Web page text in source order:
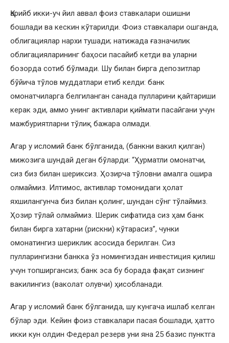
Қарийб икки-уч йил аввал фоиз ставкалари ошишни
бошлади ва кескин кўтарилди. Фоиз ставкалари ошганда,
облигациялар нархи тушади; натижада ғазначилик
облигацияларининг баҳоси пасайиб кетди ва уларни
бозорда сотиб бўлмади. Шу билан бирга депозитлар
бўйича тўлов муддатлари етиб келди: банк
омонатчиларга белгиланган санада пулларини қайтариши
керак эди, аммо унинг активлари қиймати пасайгани учун
мажбуриятларни тўлиқ бажара олмади.
Агар у исломий банк бўлганида, (банкни вакил қилган)
мижозига шундай деган бўларди: “Ҳурматли омонатчи,
сиз биз билан шериксиз. Ҳозирча тўловни амалга ошира
олмаймиз. Илтимос, активлар томонидаги ҳолат
яхшилангунча биз билан қолинг, шундан сўнг тўлаймиз.
Ҳозир тўлай олмаймиз. Шерик сифатида сиз ҳам банк
билан бирга хатарни (рискни) кўтарасиз”, чунки
омонатингиз шериклик асосида берилган. Сиз
пулларингизни банкка ўз номингиздан инвестиция қилиш
учун топширгансиз; банк эса бу борада фақат сизнинг
вакилингиз (ваколат олувчи) ҳисобланади.
Агар у исломий банк бўлганида, шу кунгача ишлаб келган
бўлар эди. Кейин фоиз ставкалари пасая бошлади, ҳатто
икки кун олдин Федерал резерв уни яна 25 базис пунктга